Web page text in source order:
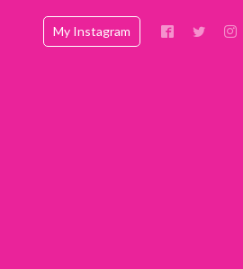
My Instagram